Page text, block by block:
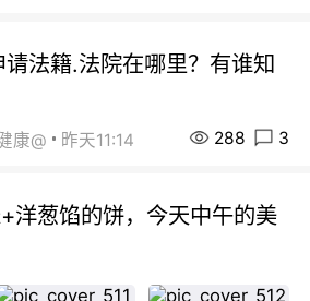
法籍.法院在哪里？有谁知
康@ 昨天11:14 288 3
洋葱馅的饼，今天中午的美